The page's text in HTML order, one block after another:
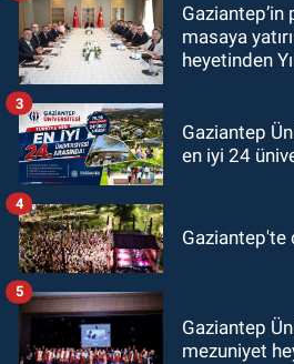
Gaziantep’in
masaya
heyetinden
Gaziantep
en iyi 24
3
Gaziantep'te
4
Gaziantep
mezuniyet
5